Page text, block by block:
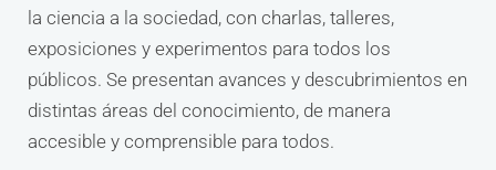
la ciencia a la sociedad, con charlas, talleres,
exposiciones y experimentos para todos los
públicos. Se presentan avances y descubrimientos en
distintas áreas del conocimiento, de manera
accesible y comprensible para todos.